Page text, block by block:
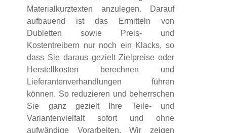
Materialkurztexten anzulegen. Darauf
aufbauend ist das Ermitteln von
Dubletten sowie Preis- und
Kostentreibern nur noch ein Klacks, so
dass Sie daraus gezielt Zielpreise oder
Herstellkosten berechnen und
Lieferantenverhandlungen führen
können. So reduzieren und beherrschen
Sie ganz gezielt Ihre Teile- und
Variantenvielfalt sofort und ohne
aufwändige Vorarbeiten. Wir zeigen